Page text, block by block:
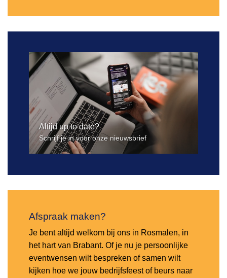
Altijd up to date?
Schrijf je in voor onze nieuwsbrief
Afspraak maken?
Je bent altijd welkom bij ons in Rosmalen, in
het hart van Brabant. Of je nu je persoonlijke
eventwensen wilt bespreken of samen wilt
kijken hoe we jouw bedrijfsfeest of beurs naar